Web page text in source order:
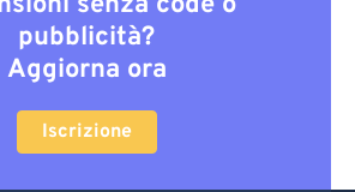
pubblicità?
Aggiorna ora
Iscrizione